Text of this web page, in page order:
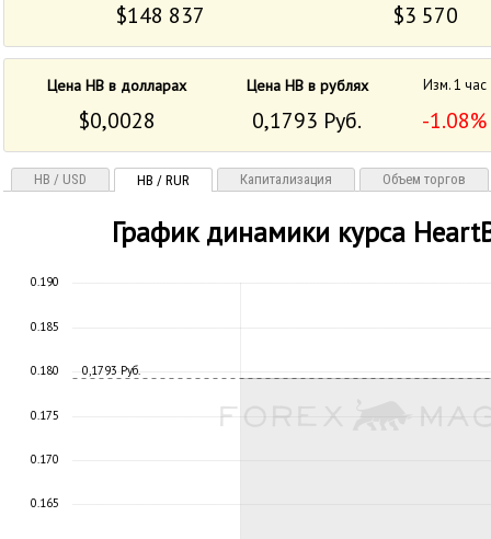
$148 837 $3 570
Цена HB в долларах Цена HB в рублях Изм. 1 час
$0,0028 0,1793 Руб. -1.08%
HB / USD HB / RUR Капитализация Объем торгов
График динамики курса
0,1793 Руб.
0.165
0.170
0.175
0.180
0.185
0.190